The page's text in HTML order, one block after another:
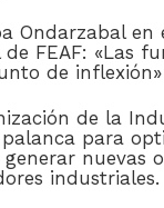
Ondarzabal en
FEAF: «Las
de inflexión»
de la
para
nuevas
industriales.